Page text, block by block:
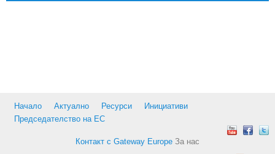
Начало Актуално Ресурси
Инициативи
Председателство на ЕС
Контакт с Gateway Europe За нас